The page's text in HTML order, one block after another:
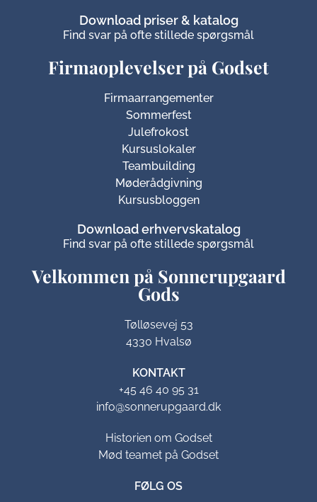
Download priser & katalog
Find svar på ofte stillede spørgsmål
Velkommen på Sonnerupgaard
Gods​
Tølløsevej 53
4330 Hvalsø
KONTAKT
+45 46 40 95 31
info@sonnerupgaard.dk
Historien om Godset
Mød teamet på Godset
FØLG OS
Firmaoplevelser på Godset
Firmaarrangementer
Sommerfest
Julefrokost
Kursuslokaler
Teambuilding
Møderådgivning
Kursusbloggen
Download erhvervskatalog
Find svar på ofte stillede spørgsmål